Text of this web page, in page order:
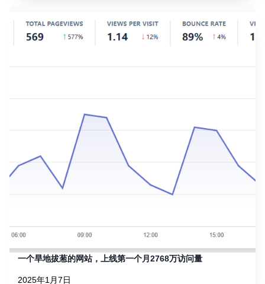
一个旱地拔葱的网站，上线第一个月2768万访问量
2025年1月7日